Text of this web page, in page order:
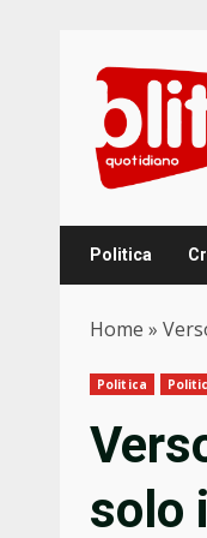
content
Politica
Home »
Politica
solo